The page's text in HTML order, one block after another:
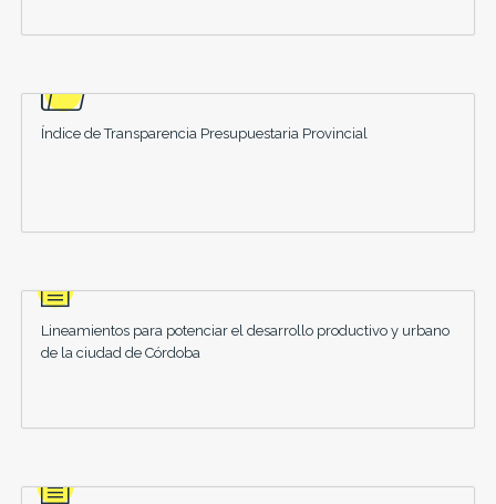
Índice de Transparencia Presupuestaria Provincial
Lineamientos para potenciar el desarrollo productivo y urbano
de la ciudad de Córdoba